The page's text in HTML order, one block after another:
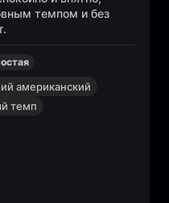
темпом и без
американский
темп